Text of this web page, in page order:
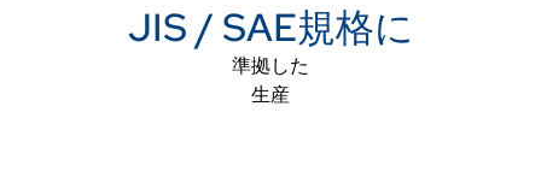
JIS / SAE規格に
準拠した
生産